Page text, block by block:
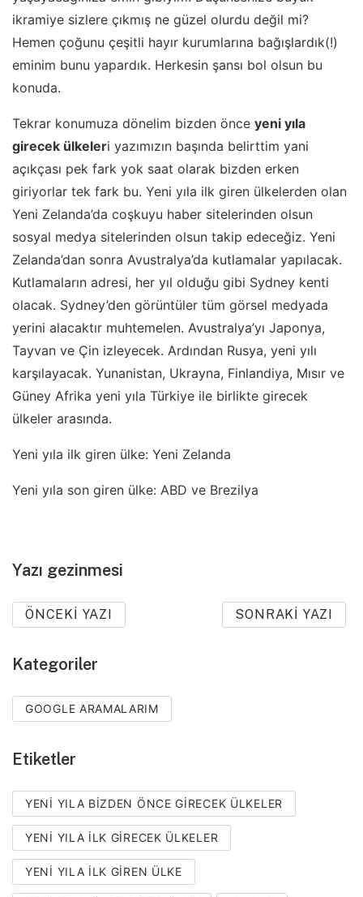
ikramiye sizlere çıkmış ne güzel olurdu değil mi?
Hemen çoğunu çeşitli hayır kurumlarına bağışlardık(!)
eminim bunu yapardık. Herkesin şansı bol olsun bu
konuda.
Tekrar konumuza dönelim bizden önce yeni yıla
girecek ülkeleri yazımızın başında belirttim yani
açıkçası pek fark yok saat olarak bizden erken
giriyorlar tek fark bu. Yeni yıla ilk giren ülkelerden olan
Yeni Zelanda’da coşkuyu haber sitelerinden olsun
sosyal medya sitelerinden olsun takip edeceğiz. Yeni
Zelanda’dan sonra Avustralya’da kutlamalar yapılacak.
Kutlamaların adresi, her yıl olduğu gibi Sydney kenti
olacak. Sydney’den görüntüler tüm görsel medyada
yerini alacaktır muhtemelen. Avustralya’yı Japonya,
Tayvan ve Çin izleyecek. Ardından Rusya, yeni yılı
karşılayacak. Yunanistan, Ukrayna, Finlandiya, Mısır ve
Güney Afrika yeni yıla Türkiye ile birlikte girecek
ülkeler arasında.
Yeni yıla ilk giren ülke: Yeni Zelanda
Yeni yıla son giren ülke: ABD ve Brezilya
Yazı gezinmesi
ÖNCEKI YAZI SONRAKI YAZI
Kategoriler
GOOGLE ARAMALARIM
Etiketler
YENI YILA BIZDEN ÖNCE GIRECEK ÜLKELER
YENI YILA ILK GIRECEK ÜLKELER
YENI YILA ILK GIREN ÜLKE